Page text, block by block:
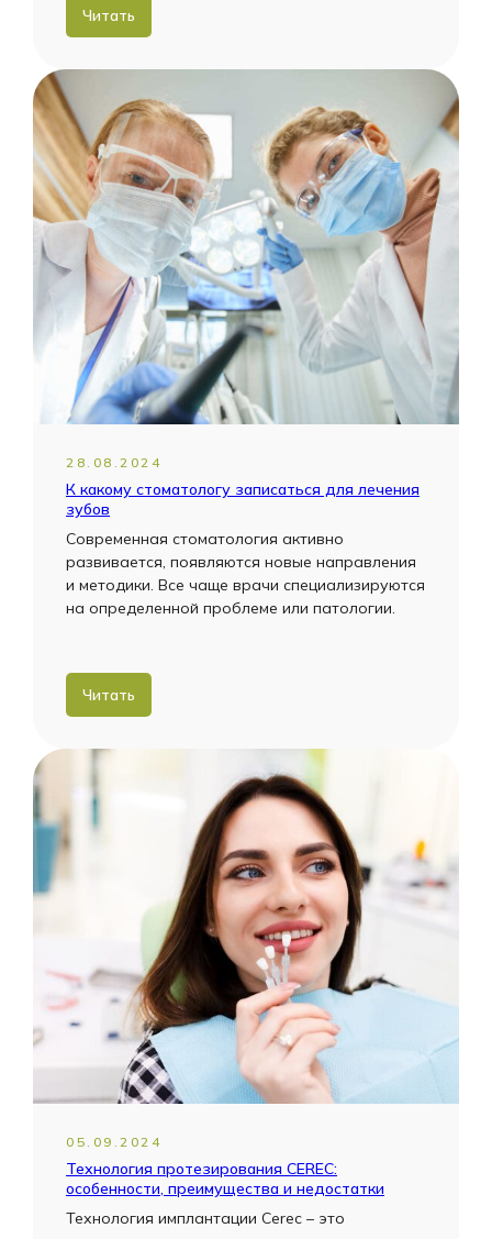
Читать
28.08.2024
К какому стоматологу записаться для лечения
зубов
Современная стоматология активно
развивается, появляются новые направления
и методики. Все чаще врачи специализируются
на определенной проблеме или патологии.
Читать
05.09.2024
Технология протезирования CEREC:
особенности, преимущества и недостатки
Технология имплантации Cerec – это